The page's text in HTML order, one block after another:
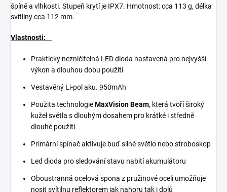
špíně a vlhkosti. Stupeň krytí je IPX7. Hmotnost: cca 113 g, délka
svítilny cca 112 mm.
Vlastnosti:
Prakticky nezničitelná LED dioda nastavená pro nejvyšší
výkon a dlouhou dobu použití
Vestavěný Li-pol aku. 950mAh
Použita technologieMaxVision Beam, která tvoří široký
kužel světla s dlouhým dosahem pro krátké i středně
dlouhé použití
Primární spínač aktivuje buď silné světlo nebo stroboskop
Led dioda pro sledování stavu nabití akumulátoru
Oboustranná ocelová spona z pružinové oceli umožňuje
nosit svítilnu reflektorem jak nahoru tak i dolů